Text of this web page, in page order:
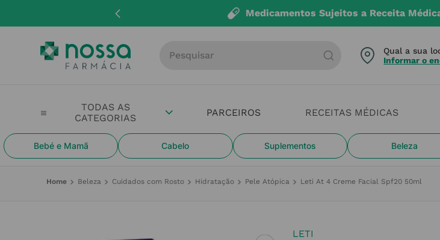
Medicamentos Sujeitos a Receita
PARCEIROS RECEITAS MÉDICAS
Bebé e Mamã Cabelo Suplementos Beleza
Qual a sua
Informar o
Beleza Cuidados com Rosto Hidratação Pele Atópica Leti At 4 Creme Facial Spf20 50ml
LETI